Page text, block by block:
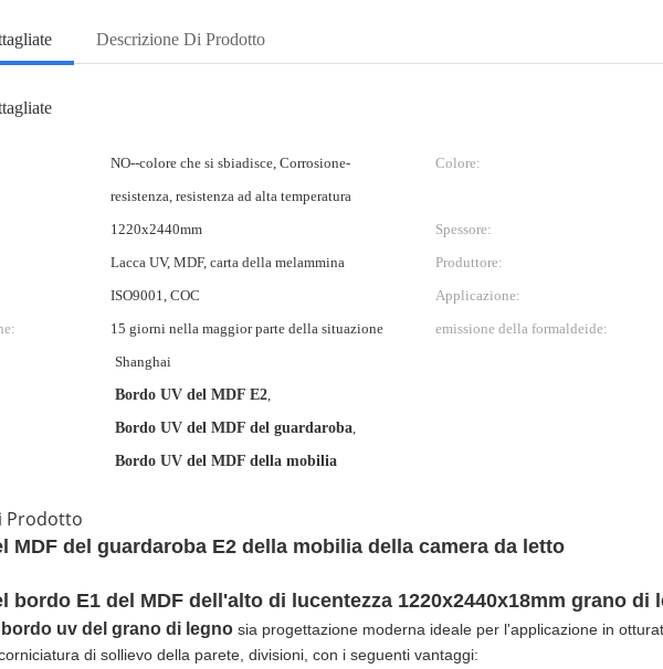
Descrizione Di Prodotto
NO--colore che si sbiadisce, Corrosione-
resistenza, resistenza ad alta temperatura
Colore:
1220x2440mm Spessore:
Lacca UV, MDF, carta della melammina Produttore:
ISO9001, COC Applicazione:
15 giorni nella maggior parte della situazione emissione della formaldeide:
Shanghai
Bordo UV del MDF E2,
Bordo UV del MDF del guardaroba,
Bordo UV del MDF della mobilia
Prodotto
MDF del guardaroba E2 della mobilia della camera da letto
bordo E1 del MDF dell'alto di lucentezza 1220x2440x18mm grano di
bordo uv del grano di legno sia progettazione moderna ideale per l'applicazione in
di sollievo della parete, divisioni, con i seguenti vantaggi: